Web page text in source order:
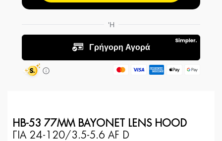
HB-53 77MM BAYONET LENS HOOD
ΓΙΑ 24-120/3.5-5.6 AF D